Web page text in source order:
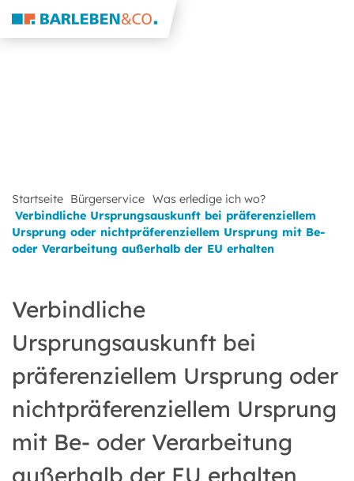
Startseite Bürgerservice Was erledige ich wo?
Verbindliche Ursprungsauskunft bei präferenziellem
Ursprung oder nichtpräferenziellem Ursprung mit Be-
oder Verarbeitung außerhalb der EU erhalten
Verbindliche
Ursprungsauskunft bei
präferenziellem Ursprung oder
nichtpräferenziellem Ursprung
mit Be- oder Verarbeitung
außerhalb der EU erhalten